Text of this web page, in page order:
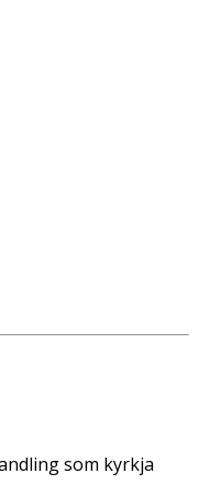
som kyrkja